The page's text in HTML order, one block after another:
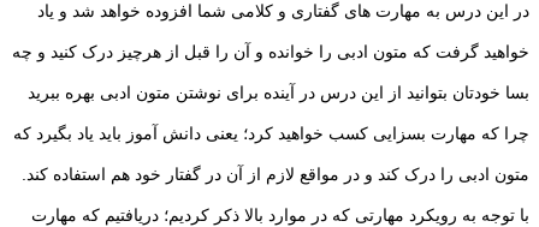
در این درس به مهارت های گفتاری و کلامی شما افزوده خواهد شد و یاد
خواهید گرفت که متون ادبی را خوانده و آن را قبل از هرچیز درک کنید و چه
بسا خودتان بتوانید از این درس در آینده برای نوشتن متون ادبی بهره ببرید
چرا که مهارت بسزایی کسب خواهید کرد؛ یعنی دانش آموز باید یاد بگیرد که
متون ادبی را درک کند و در مواقع لازم از آن در گفتار خود هم استفاده کند.
با توجه به رویکرد مهارتی که در موارد بالا ذکر کردیم؛ دریافتیم که مهارت